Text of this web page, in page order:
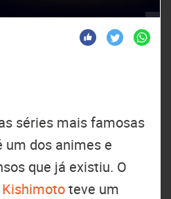
séries mais famosas
um dos animes e
que já existiu. O
teve um